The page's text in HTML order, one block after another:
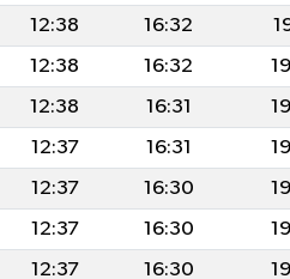
12:38 16:32
12:38 16:32
12:38 16:31
12:37 16:31
12:37 16:30
12:37 16:30
12:37 16:30